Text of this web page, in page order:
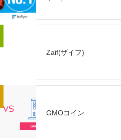
Zaif(ザイフ)
GMOコイン